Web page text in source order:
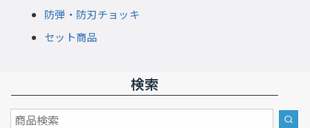
防弾・防刃チョッキ
セット商品
検索